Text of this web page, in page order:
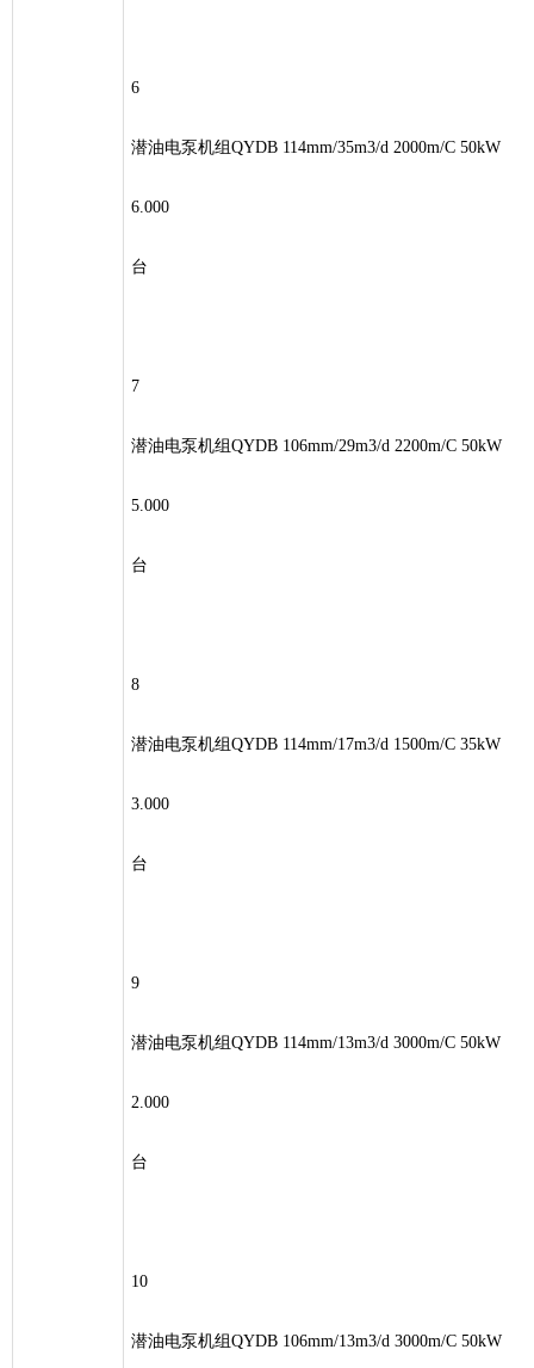
6
潜油电泵机组QYDB 114mm/35m3/d 2000m/C 50kW
6.000
台
7
潜油电泵机组QYDB 106mm/29m3/d 2200m/C 50kW
5.000
台
8
潜油电泵机组QYDB 114mm/17m3/d 1500m/C 35kW
3.000
台
9
潜油电泵机组QYDB 114mm/13m3/d 3000m/C 50kW
2.000
台
10
潜油电泵机组QYDB 106mm/13m3/d 3000m/C 50kW